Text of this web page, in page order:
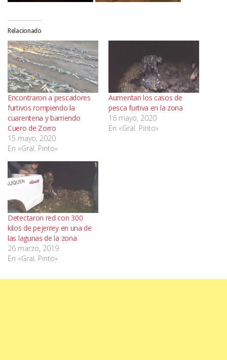
Relacionado
Encontraron a pescadores
furtivos rompiendo la
cuarentena y barriendo
Cuero de Zorro
15 mayo, 2020
En «Gral. Pinto»
Aumentan los casos de
pesca furtiva en la zona
16 mayo, 2020
En «Gral. Pinto»
Detectaron red con 300
kilos de pejerrey en una de
las lagunas de la zona
26 marzo, 2019
En «Gral. Pinto»